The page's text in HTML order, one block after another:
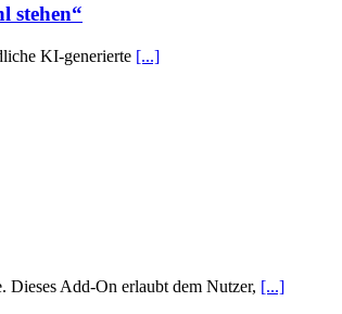
stehen“
KI-generierte [...]
Add-On erlaubt dem Nutzer, [...]